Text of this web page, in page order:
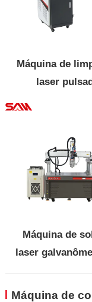
Máquina de
laser
Máquina de
laser
Máquina de